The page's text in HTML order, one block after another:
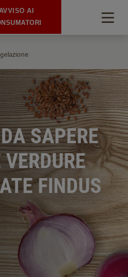
SAPERE
FINDUS
AI